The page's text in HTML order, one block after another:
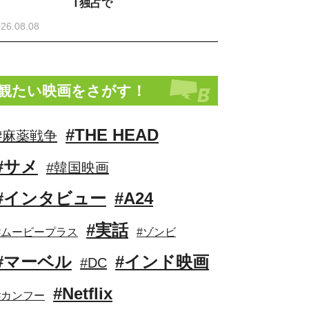
T独占で
たい映画をさがす！
薬戦争 #THE HEAD
サメ
#韓国映画
インタビュー #A24
ービープラス #実話 #ゾンビ
マーベル #DC #インド映画
ンフー #Netflix